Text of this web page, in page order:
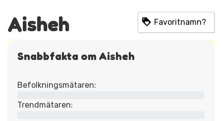
Aisheh Favoritnamn?
Snabbfakta om Aisheh
Befolkningsmätaren:
Trendmätaren: